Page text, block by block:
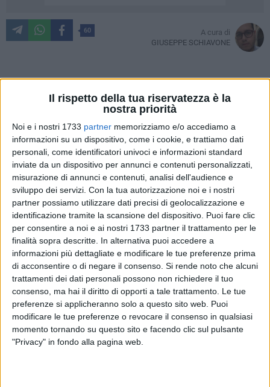
Il rispetto della tua riservatezza è la
nostra priorità
Noi e i nostri 1733 partner memorizziamo e/o accediamo a
informazioni su un dispositivo, come i cookie, e trattiamo dati
personali, come identificatori univoci e informazioni standard
inviate da un dispositivo per annunci e contenuti personalizzati,
misurazione di annunci e contenuti, analisi dell'audience e
sviluppo dei servizi. Con la tua autorizzazione noi e i nostri
partner possiamo utilizzare dati precisi di geolocalizzazione e
identificazione tramite la scansione del dispositivo. Puoi fare clic
per consentire a noi e ai nostri 1733 partner il trattamento per le
finalità sopra descritte. In alternativa puoi accedere a
informazioni più dettagliate e modificare le tue preferenze prima
di acconsentire o di negare il consenso. Si rende noto che alcuni
trattamenti dei dati personali possono non richiedere il tuo
consenso, ma hai il diritto di opporti a tale trattamento. Le tue
preferenze si applicheranno solo a questo sito web. Puoi
modificare le tue preferenze o revocare il consenso in qualsiasi
momento tornando su questo sito e facendo clic sul pulsante
"Privacy" in fondo alla pagina web.
60
A cura di
GIUSEPPE SCHIAVONE
La litoranea di Ponente continua ad essere sulla lente di
ingrandimento da parte di tutta la cittadinanza. Nel
pomeriggio di ieri, infatti, tramite la segnalazione del sub
ambientalista Antonio Binetti, è stato possibile rinvenire uno
sversamento sospetto, oggetto di analisi da parte dell'Arpa
Puglia.
È stato proprio Binetti, ormai da tempo impegnato per la
giustizia giustizia ambientale, a raccontarci cosa accaduto:
"Ero sulla litoranea di Ponente per un monitoraggio
ambientale quando ho notato gli operai della ditta che sta
effettuando i lavori delle tubazioni sul manto stradale,
maneggiare un tubo sulla spiaggia. Mi sono fermato per
vedere quale tipo di lavori stessero effettuando e che tipo di
materiale stavano scaricando sulla spiaggia.
Contemporaneamente continuavo a riprendere le operazioni
che si stavano eseguendo e sono arrivato alla fine di questo